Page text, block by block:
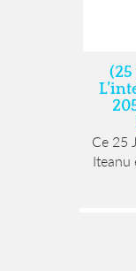
Ce 25
Iteanu